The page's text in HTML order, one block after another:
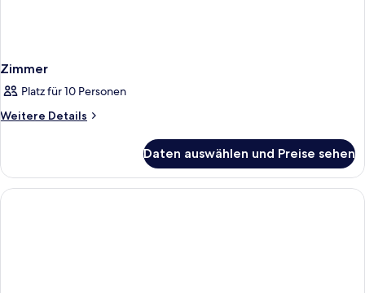
Zimmer
Platz für 10 Personen
Weitere Details
Weitere
Daten auswählen und Preise sehen